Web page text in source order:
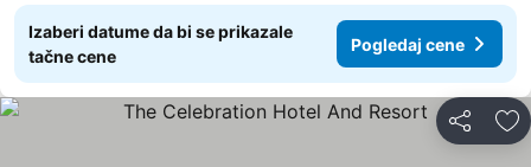
Izaberi datume da bi se prikazale
tačne cene
Pogledaj cene
Deli